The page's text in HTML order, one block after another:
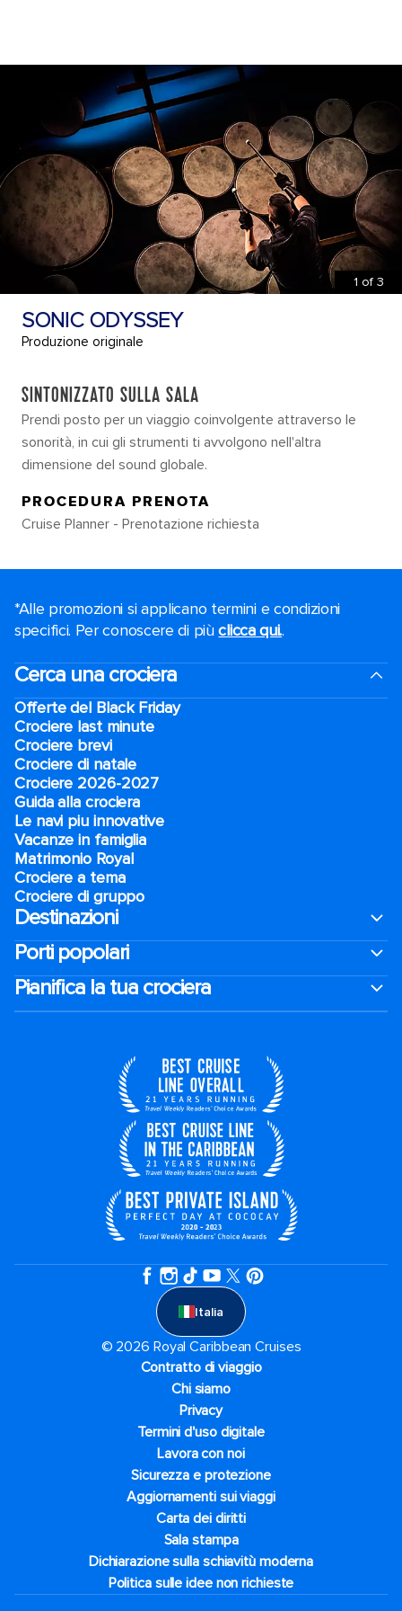
1 of 3
SONIC ODYSSEY
Produzione originale
SINTONIZZATO SULLA SALA
Prendi posto per un viaggio coinvolgente attraverso le
sonorità, in cui gli strumenti ti avvolgono nell'altra
dimensione del sound globale.
PROCEDURA PRENOTA
Cruise Planner - Prenotazione richiesta
*Alle promozioni si applicano termini e condizioni
specifici. Per conoscere di piùclicca qui..
Cerca una crociera
Offerte del Black Friday
Crociere last minute
Crociere brevi​
Crociere di natale​
Crociere 2026-2027
Guida alla crociera
Le navi piu innovative
Vacanze in famiglia
Matrimonio Royal
Crociere a tema
Crociere di gruppo
Destinazioni
Porti popolari
Pianifica la tua crociera
Italia
© 2026 Royal Caribbean Cruises
Contratto di viaggio
Chi siamo
Privacy
Termini d'uso digitale
Lavora con noi
Sicurezza e protezione
Aggiornamenti sui viaggi
Carta dei diritti
Sala stampa
Dichiarazione sulla schiavitù moderna
Politica sulle idee non richieste